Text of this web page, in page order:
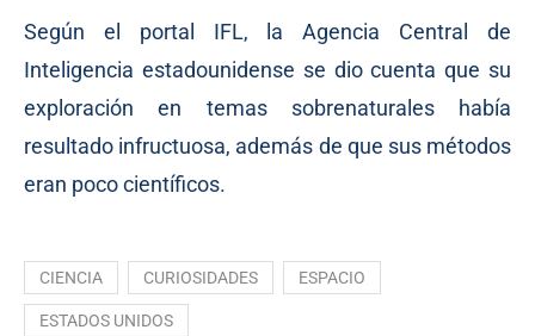
Según el portal IFL, la Agencia Central de
Inteligencia estadounidense se dio cuenta que su
exploración en temas sobrenaturales había
resultado infructuosa, además de que sus métodos
eran poco científicos.
CIENCIA CURIOSIDADES ESPACIO
ESTADOS UNIDOS